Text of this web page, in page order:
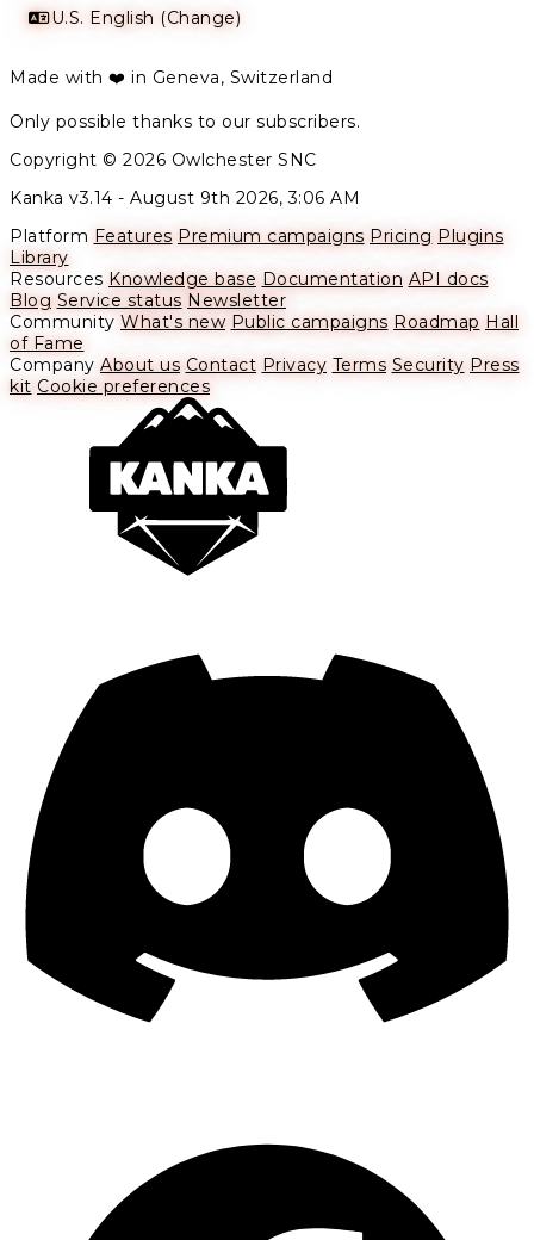
U.S. English (Change)
Made with ❤️ in Geneva, Switzerland
Only possible thanks to our subscribers.
Copyright © 2026 Owlchester SNC
Kanka v3.14 - August 9th 2026, 3:06 AM
Platform Features Premium campaigns Pricing Plugins
Library
Resources Knowledge base Documentation API docs
Blog Service status Newsletter
Community What's new Public campaigns Roadmap Hall
of Fame
Company About us Contact Privacy Terms Security Press
kit Cookie preferences